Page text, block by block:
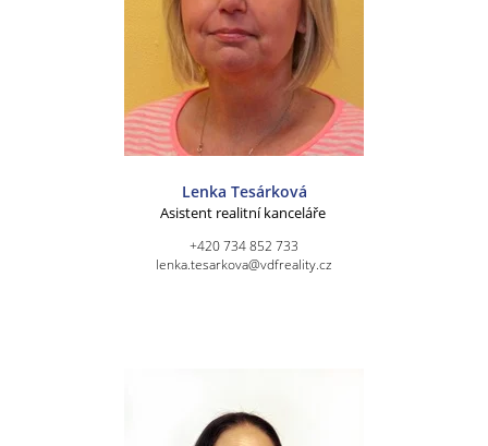
Lenka Tesárková
Asistent realitní kanceláře
+420 734 852 733
lenka.tesarkova@vdfreality.cz